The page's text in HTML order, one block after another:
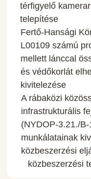
térfigyelő
telepítése
Fertő-Hansági
L00109 számú
mellett lánccal
és védőkorlát
kivitelezése
A rábaközi
infrastrukturális
(NYDOP-3.21./
munkálatainak
közbeszerzési
közbeszerzési